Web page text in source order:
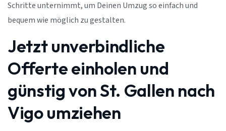
Schritte unternimmt, um Deinen Umzug so einfach und
bequem wie möglich zu gestalten.
Jetzt unverbindliche
Offerte einholen und
günstig von St. Gallen nach
Vigo umziehen